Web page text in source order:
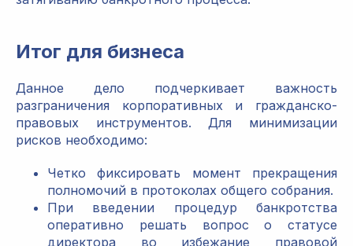
Итог для бизнеса
Данное дело подчеркивает важность
разграничения корпоративных и гражданско-
правовых инструментов. Для минимизации
рисков необходимо:
Четко фиксировать момент прекращения
полномочий в протоколах общего собрания.
При введении процедур банкротства
оперативно решать вопрос о статусе
директора во избежание правовой